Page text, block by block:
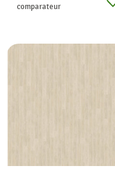
comparateur